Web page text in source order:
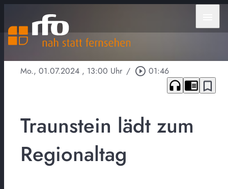
Mo., 01.07.2024 , 13:00 Uhr / play_circle_outline 01:46
headphones chrome_reader_mode bookmark_border
Traunstein lädt zum
Regionaltag